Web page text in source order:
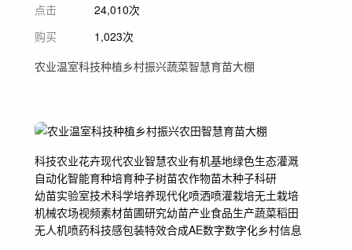
点击
24,010次
购买
1,023次
农业温室科技种植乡村振兴蔬菜智慧育苗大棚
科技农业花卉现代农业智慧农业有机基地绿色生态灌溉
自动化智能育种培育种子树苗农作物苗木种子科研
幼苗实验室技术科学培养现代化喷洒喷灌栽培无土栽培
机械农场视频素材苗圃研究幼苗产业食品生产蔬菜稻田
无人机喷药科技感包装特效合成AE数字数字化乡村信息